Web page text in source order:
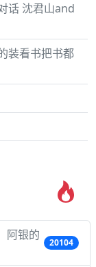
话 沈君山and
装看书把书都
阿银的
20104